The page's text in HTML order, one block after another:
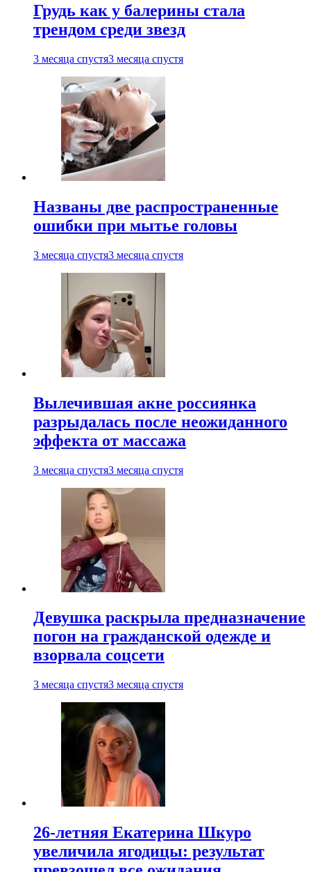
Грудь как у балерины стала
трендом среди звезд
3 месяца спустя3 месяца спустя
Названы две распространенные
ошибки при мытье головы
3 месяца спустя3 месяца спустя
Вылечившая акне россиянка
разрыдалась после неожиданного
эффекта от массажа
3 месяца спустя3 месяца спустя
Девушка раскрыла предназначение
погон на гражданской одежде и
взорвала соцсети
3 месяца спустя3 месяца спустя
26-летняя Екатерина Шкуро
увеличила ягодицы: результат